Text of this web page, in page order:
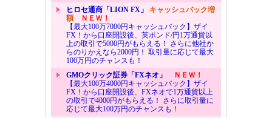
ヒロセ通商「LION FX」 キャッシュバック増
額ＮＥＷ！
【最大100万7000円キャッシュバック】ザイ
FX！から口座開設後、英ポンド/円1万通貨以
上の取引で5000円がもらえる！ さらに他社か
らのりかえなら2000円！ 取引量に応じて最大
100万円のチャンスも！
GMOクリック証券「FXネオ」
ＮＥＷ！
【最大100万4000円キャッシュバック】ザイ
FX！から口座開設後、FXネオで1万通貨以上
の取引で4000円がもらえる！ さらに取引量に
応じて最大100万円のチャンスも！